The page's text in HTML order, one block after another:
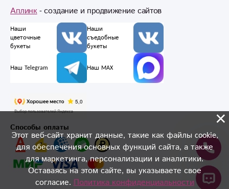
Этот веб-сайт хранит данные, такие как файлы cookie,
для обеспечения основных функций сайта, а также
для маркетинга, персонализации и аналитики.
Оставаясь на этом сайте, вы указываете свое
согласие.Политика конфиденциальности
×
Аплинк- создание и продвижение сайтов
Наши
цветочные
букеты
Наши
съедобные
букеты
Наш Telegram Наш MAX
Способы оплаты